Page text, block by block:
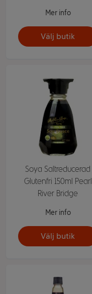
Mer info
Välj butik
Soya Saltreducerad
Glutenfri 150ml Pearl
River Bridge
Mer info
Välj butik